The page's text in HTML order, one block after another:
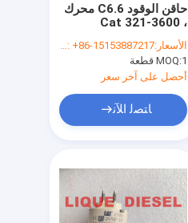
حاقن الوقود C6.6 محرك
Cat 321-3600 ،
بيركنز 2645A752 ،
2645A753
الأسعار:WhatsApp/WeChat: +86-15153887217
MOQ:1 قطعة
أحصل على آخر سعر
ﺎﺘﺼﻟ ﺍﻶﻧ